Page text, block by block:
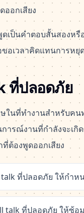
อกเสียง
ดเป็นคำตอบสั้นสองห
อเวลาคิดแทนการหยุด
ที่ปลอดภัย
ษในที่ทำงานสำหรับ
ารณ์งานที่กำลังจะเ
ต้องพูดออกเสียง
ที่ปลอดภัย ให้กำ
talk ที่ปลอดภัย ให้ซ้